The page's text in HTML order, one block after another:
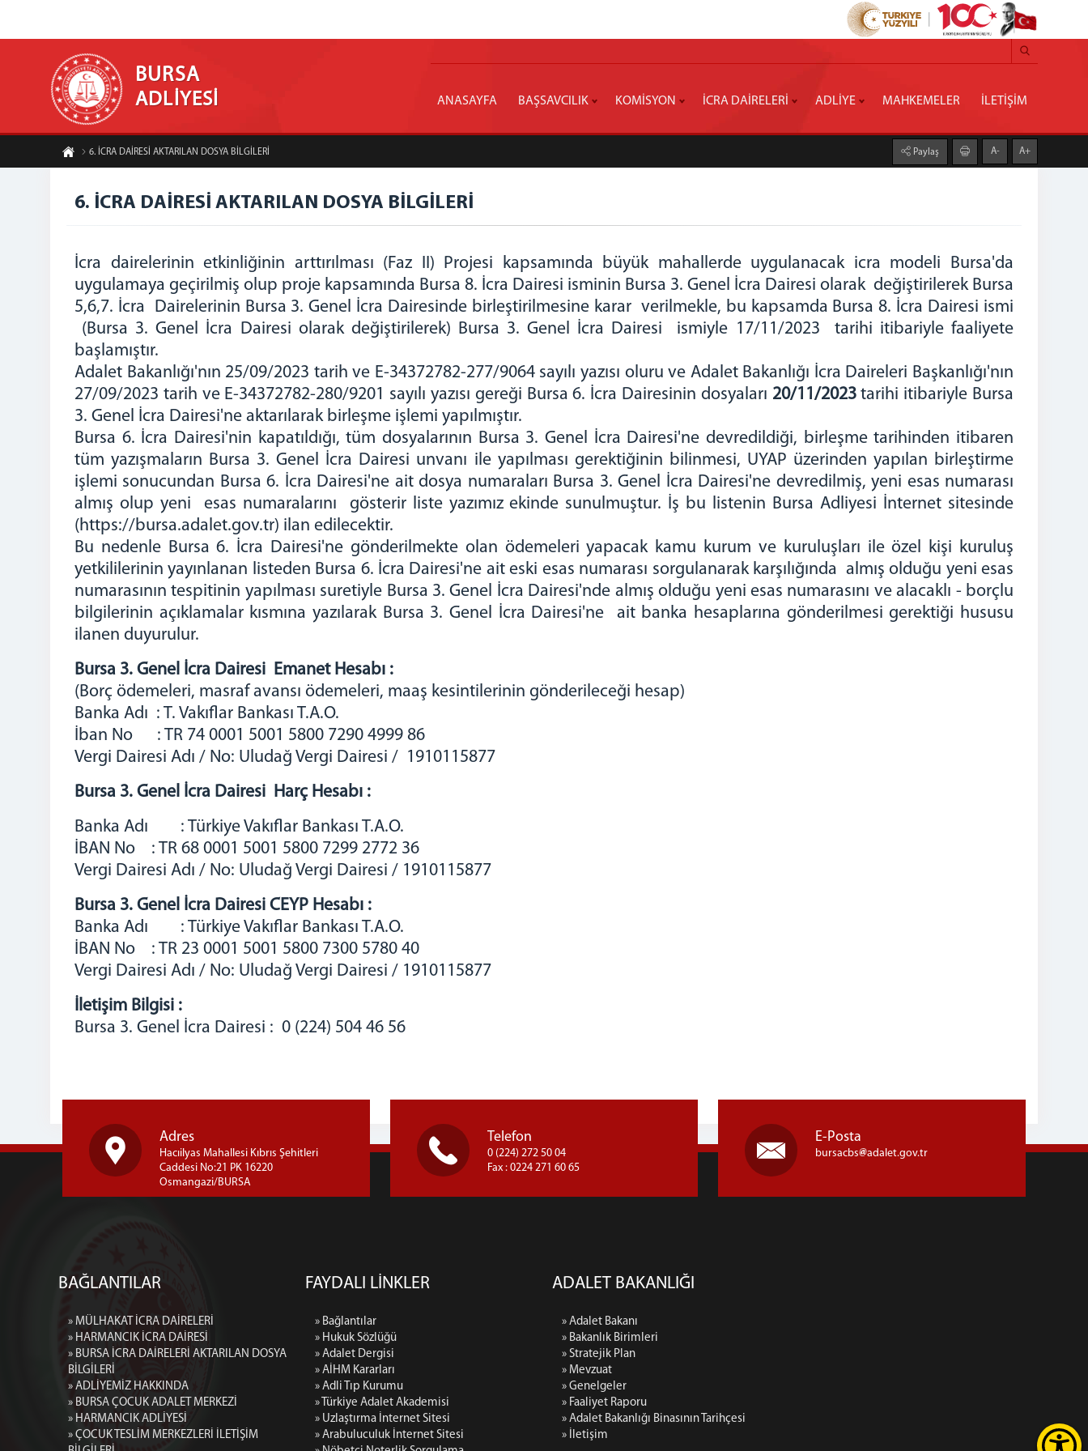
BURSA
ADLİYESİ ANASAYFA BAŞSAVCILIK KOMİSYON İCRA DAİRELERİ ADLİYE MAHKEMELER İLETİŞİM
6. İCRA DAİRESİ AKTARILAN DOSYA BİLGİLERİ Paylaş A- A+
6. İCRA DAİRESİ AKTARILAN DOSYA BİLGİLERİ
İcra dairelerinin etkinliğinin arttırılması (Faz II) Projesi kapsamında büyük mahallerde uygulanacak icra modeli Bursa'da
uygulamaya geçirilmiş olup proje kapsamında Bursa 8. İcra Dairesi isminin Bursa 3. Genel İcra Dairesi olarak değiştirilerek Bursa
5,6,7. İcra Dairelerinin Bursa 3. Genel İcra Dairesinde birleştirilmesine karar verilmekle, bu kapsamda Bursa 8. İcra Dairesi ismi
(Bursa 3. Genel İcra Dairesi olarak değiştirilerek) Bursa 3. Genel İcra Dairesi ismiyle 17/11/2023 tarihi itibariyle faaliyete
başlamıştır.
Adalet Bakanlığı'nın 25/09/2023 tarih ve E-34372782-277/9064 sayılı yazısı oluru ve Adalet Bakanlığı İcra Daireleri Başkanlığı'nın
27/09/2023 tarih ve E-34372782-280/9201 sayılı yazısı gereği Bursa 6. İcra Dairesinin dosyaları 20/11/2023tarihi itibariyle Bursa
3. Genel İcra Dairesi'ne aktarılarak birleşme işlemi yapılmıştır.
Bursa 6. İcra Dairesi'nin kapatıldığı, tüm dosyalarının Bursa 3. Genel İcra Dairesi'ne devredildiği, birleşme tarihinden itibaren
tüm yazışmaların Bursa 3. Genel İcra Dairesi unvanı ile yapılması gerektiğinin bilinmesi, UYAP üzerinden yapılan birleştirme
işlemi sonucundan Bursa 6. İcra Dairesi'ne ait dosya numaraları Bursa 3. Genel İcra Dairesi'ne devredilmiş, yeni esas numarası
almış olup yeni esas numaralarını gösterir liste yazımız ekinde sunulmuştur. İş bu listenin Bursa Adliyesi İnternet sitesinde
(https://bursa.adalet.gov.tr) ilan edilecektir.
Bu nedenle Bursa 6. İcra Dairesi'ne gönderilmekte olan ödemeleri yapacak kamu kurum ve kuruluşları ile özel kişi kuruluş
yetkililerinin yayınlanan listeden Bursa 6. İcra Dairesi'ne ait eski esas numarası sorgulanarak karşılığında almış olduğu yeni esas
numarasının tespitinin yapılması suretiyle Bursa 3. Genel İcra Dairesi'nde almış olduğu yeni esas numarasını ve alacaklı - borçlu
bilgilerinin açıklamalar kısmına yazılarak Bursa 3. Genel İcra Dairesi'ne ait banka hesaplarına gönderilmesi gerektiği hususu
ilanen duyurulur.
Bursa 3. Genel İcra Dairesi Emanet Hesabı :
(Borç ödemeleri, masraf avansı ödemeleri, maaş kesintilerinin gönderileceği hesap)
Banka Adı : T. Vakıflar Bankası T.A.O.
İban No : TR 74 0001 5001 5800 7290 4999 86
Vergi Dairesi Adı / No: Uludağ Vergi Dairesi / 1910115877
Bursa 3. Genel İcra Dairesi Harç Hesabı :
Banka Adı : Türkiye Vakıflar Bankası T.A.O.
İBAN No : TR 68 0001 5001 5800 7299 2772 36
Vergi Dairesi Adı / No: Uludağ Vergi Dairesi / 1910115877
Bursa 3. Genel İcra Dairesi CEYP Hesabı :
Banka Adı : Türkiye Vakıflar Bankası T.A.O.
İBAN No : TR 23 0001 5001 5800 7300 5780 40
Vergi Dairesi Adı / No: Uludağ Vergi Dairesi / 1910115877
İletişim Bilgisi :
Bursa 3. Genel İcra Dairesi : 0 (224) 504 46 56
Adres
Hacıilyas Mahallesi Kıbrıs Şehitleri
Caddesi No:21 PK 16220
Osmangazi/BURSA
Telefon
0 (224) 272 50 04
Fax : 0224 271 60 65
E-Posta
bursacbs adalet.gov.tr
BAĞLANTILAR
» MÜLHAKAT İCRA DAİRELERİ
» HARMANCIK İCRA DAİRESİ
» BURSA İCRA DAİRELERİ AKTARILAN DOSYA
BİLGİLERİ
» ADLİYEMİZ HAKKINDA
» BURSA ÇOCUK ADALET MERKEZİ
» HARMANCIK ADLİYESİ
» ÇOCUK TESLİM MERKEZLERİ İLETİŞİM
FAYDALI LİNKLER
» Bağlantılar
» Hukuk Sözlüğü
» Adalet Dergisi
» AİHM Kararları
» Adli Tıp Kurumu
» Türkiye Adalet Akademisi
» Uzlaştırma İnternet Sitesi
» Arabuluculuk İnternet Sitesi
ADALET BAKANLIĞI
» Adalet Bakanı
» Bakanlık Birimleri
» Stratejik Plan
» Mevzuat
» Genelgeler
» Faaliyet Raporu
» Adalet Bakanlığı Binasının Tarihçesi
» İletişim